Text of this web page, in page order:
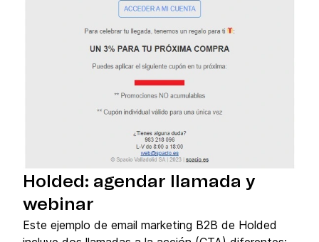
Holded: agendar llamada y
webinar
Este ejemplo de email marketing B2B de Holded